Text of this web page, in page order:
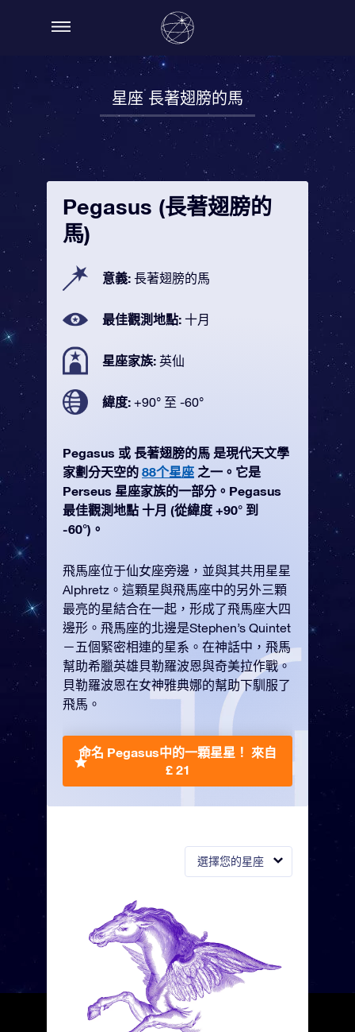
星座 長著翅膀的馬
選擇您的星座
Pegasus (長著翅膀的
馬)
意義: 長著翅膀的馬
最佳觀測地點: 十月
星座家族: 英仙
緯度: +90° 至 -60°
Pegasus 或 長著翅膀的馬 是現代天文學
家劃分天空的 88个星座 之一。它是
Perseus 星座家族的一部分。Pegasus
最佳觀測地點 十月 (從緯度 +90° 到
-60°)。
飛馬座位于仙女座旁邊，並與其共用星星
Alphretz。這顆星與飛馬座中的另外三顆
最亮的星結合在一起，形成了飛馬座大四
邊形。飛馬座的北邊是Stephen’s Quintet
－五個緊密相連的星系。在神話中，飛馬
幫助希臘英雄貝勒羅波恩與奇美拉作戰。
貝勒羅波恩在女神雅典娜的幫助下馴服了
飛馬。
命名 Pegasus中的一顆星星！ 來自
£ 21